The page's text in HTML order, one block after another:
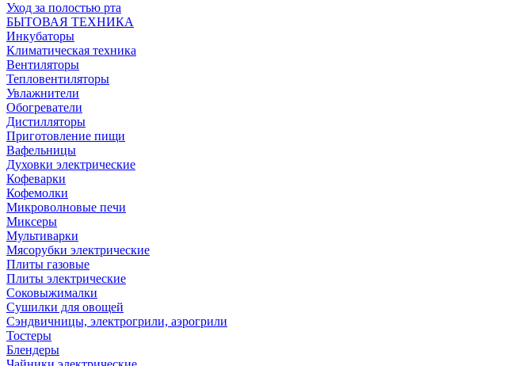
Уход за полостью рта
БЫТОВАЯ ТЕХНИКА
Инкубаторы
Климатическая техника
Вентиляторы
Тепловентиляторы
Увлажнители
Обогреватели
Дистилляторы
Приготовление пищи
Вафельницы
Духовки электрические
Кофеварки
Кофемолки
Микроволновые печи
Миксеры
Мультиварки
Мясорубки электрические
Плиты газовые
Плиты электрические
Соковыжималки
Сушилки для овощей
Сэндвичницы, электрогрили, аэрогрили
Тостеры
Блендеры